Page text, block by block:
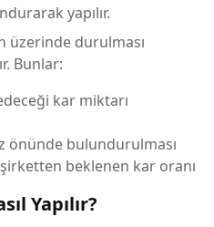
yapılır.
üzerinde durulması
Bunlar:
kar miktarı
önünde bulundurulması
beklenen kar oranı
Yapılır?